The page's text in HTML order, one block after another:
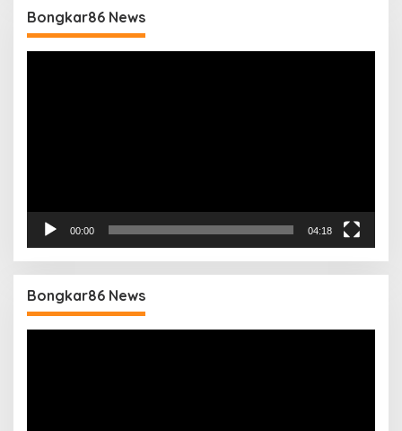
Bongkar86 News
00:00 04:18
Bongkar86 News